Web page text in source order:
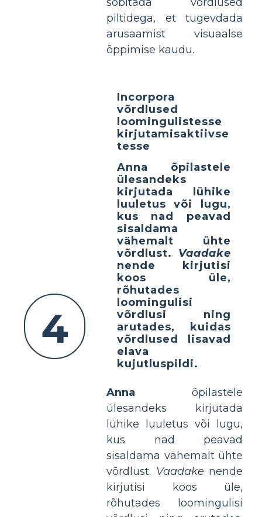
piltidega, et tugevdada
arusaamist visuaalse
õppimise kaudu.
4
Incorpora
võrdlused
loomingulistesse
kirjutamisaktiivse
tesse
Anna õpilastele
ülesandeks
kirjutada lühike
luuletus või lugu,
kus nad peavad
sisaldama
vähemalt ühte
võrdlust. Vaadake
nende kirjutisi
koos üle,
rõhutades
loomingulisi
võrdlusi ning
arutades, kuidas
võrdlused lisavad
elava
kujutluspildi.
Anna õpilastele
ülesandeks kirjutada
lühike luuletus või lugu,
kus nad peavad
sisaldama vähemalt ühte
võrdlust. Vaadake nende
kirjutisi koos üle,
rõhutades loomingulisi